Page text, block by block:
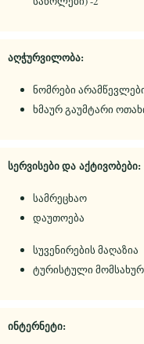
აღჭურვილობა:
ნომრები
ხმაურ გაუმტარი
სერვისები და აქტივობები:
სამრეცხაო
დაუთოება
სუვენირების მაღაზია
ტურისტული
ინტერნეტი: